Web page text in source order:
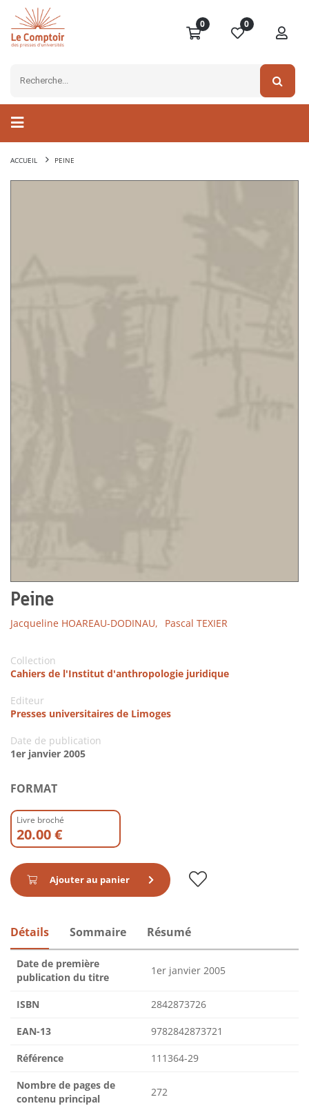
0 0
ACCUEIL PEINE
Peine
Jacqueline HOAREAU-DODINAU, Pascal TEXIER
Collection
Cahiers de l'Institut d'anthropologie juridique
Editeur
Presses universitaires de Limoges
Date de publication
1er janvier 2005
FORMAT
Livre broché
20.00 €
Ajouter au panier
Détails Sommaire Résumé
Date de première
publication du titre
1er janvier 2005
ISBN 2842873726
EAN-13 9782842873721
Référence 111364-29
Nombre de pages de
contenu principal
272